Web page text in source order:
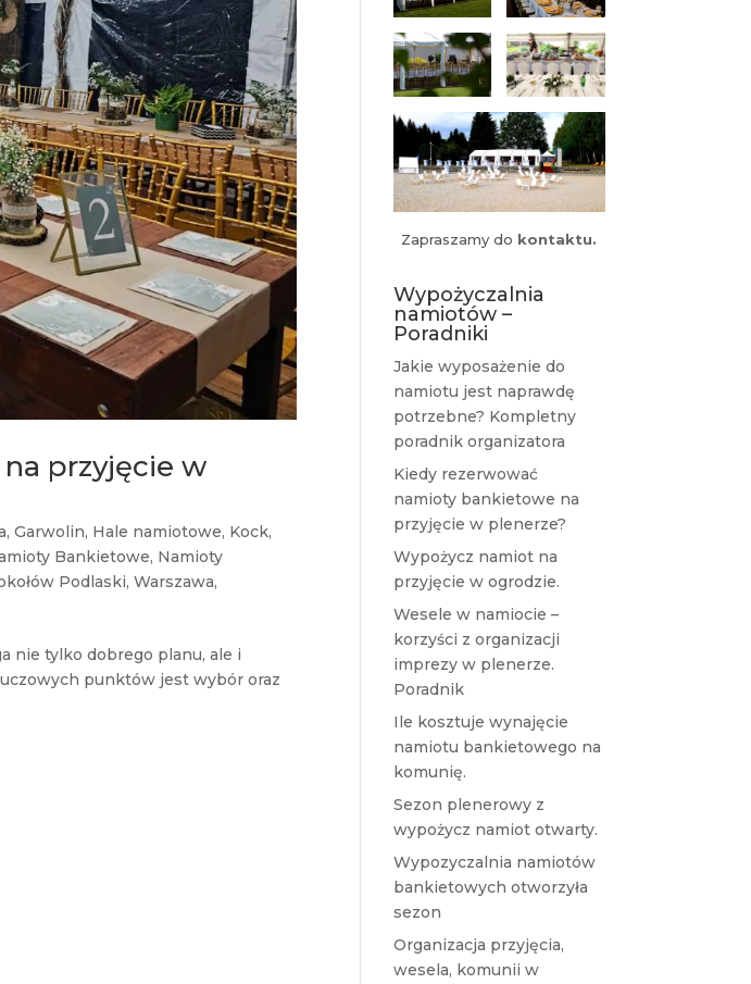
przyjęcie w
,Garwolin, Hale namiotowe, Kock,
Bankietowe, Namioty
Podlaski,Warszawa,
nie tylko dobrego planu, ale i
punktów jest wybór oraz
Zapraszamy do kontaktu.
Wypożyczalnia
namiotów –
Poradniki
Jakie wyposażenie do
namiotu jest naprawdę
potrzebne? Kompletny
poradnik organizatora
Kiedy rezerwować
namioty bankietowe na
przyjęcie w plenerze?
Wypożycz namiot na
przyjęcie w ogrodzie.
Wesele w namiocie –
korzyści z organizacji
imprezy w plenerze.
Poradnik
Ile kosztuje wynajęcie
namiotu bankietowego na
komunię.
Sezon plenerowy z
wypożycz namiot otwarty.
Wypozyczalnia namiotów
bankietowych otworzyła
sezon
Organizacja przyjęcia,
wesela, komunii w